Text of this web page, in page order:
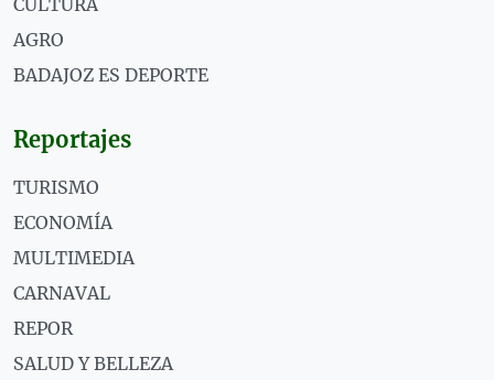
AGRO
BADAJOZ ES DEPORTE
Reportajes
TURISMO
ECONOMÍA
MULTIMEDIA
CARNAVAL
REPOR
SALUD Y BELLEZA